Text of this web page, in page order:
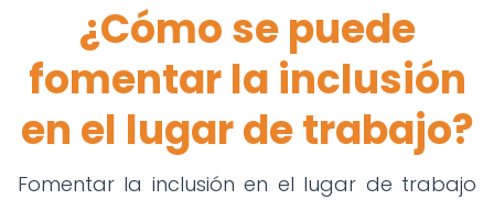
¿Cómo se puede
fomentar la inclusión
en el lugar de trabajo?
Fomentar la inclusión en el lugar de trabajo